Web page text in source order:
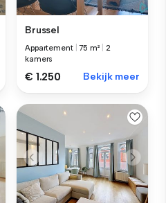
Brussel
Appartement |75 m²
2
kamers
€ 1.250 Bekijk meer